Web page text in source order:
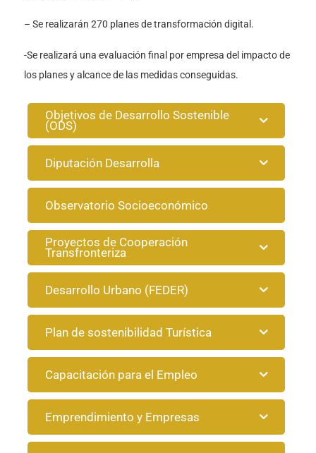
– Se realizarán 270 planes de transformación digital.
-Se realizará una evaluación final por empresa del impacto de
los planes y alcance de las medidas conseguidas.
Objetivos de Desarrollo Sostenible
(ODS)
Diputación Desarrolla
Observatorio Socioeconómico
Proyectos de Cooperación
Transfronteriza
Desarrollo Urbano (FEDER)
Plan de sostenibilidad Turística
Capacitación para el Empleo
Emprendimiento y Empresas